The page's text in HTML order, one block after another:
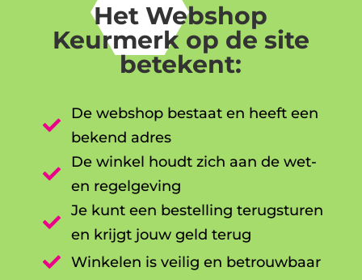
Het Webshop
Keurmerk op de site
betekent:

De webshop bestaat en heeft een
bekend adres

De winkel houdt zich aan de wet-
en regelgeving

Je kunt een bestelling terugsturen
en krijgt jouw geld terug

Winkelen is veilig en betrouwbaar